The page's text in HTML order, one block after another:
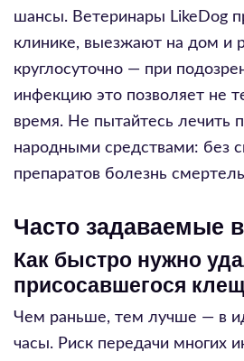
шансы. Ветеринары LikeDog
клинике, выезжают на дом и
круглосуточно — при
инфекцию это позволяет не
время. Не пытайтесь лечить
народными средствами: без
препаратов болезнь
Часто задаваемые
Как быстро нужно
присосавшегося
Чем раньше, тем лучше — в
часы. Риск передачи многих